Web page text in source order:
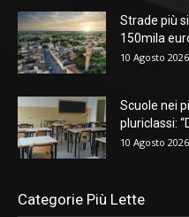
Strade più
150mila
10 Agosto 2026
Scuole nei
pluriclassi:
10 Agosto 2026
Categorie Più Lette